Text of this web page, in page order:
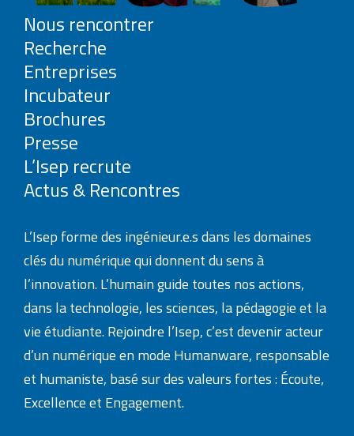
Nous rencontrer
Recherche
Entreprises
Incubateur
Brochures
Presse
L’Isep recrute
Actus & Rencontres
L’Isep forme des ingénieur.e.s dans les domaines
clés du numérique qui donnent du sens à
l’innovation. L’humain guide toutes nos actions,
dans la technologie, les sciences, la pédagogie et la
vie étudiante. Rejoindre l’Isep, c’est devenir acteur
d’un numérique en mode Humanware, responsable
et humaniste, basé sur des valeurs fortes : Écoute,
Excellence et Engagement.